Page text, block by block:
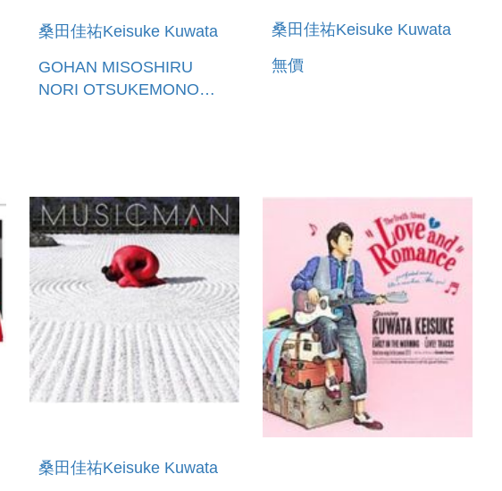
桑田佳祐Keisuke Kuwata
GOHAN MISOSHIRU
NORI OTSUKEMONO
桑田佳祐Keisuke Kuwata
無價
桑田佳祐Keisuke Kuwata